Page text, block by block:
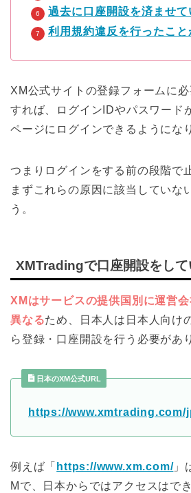
過去に口座開設を済ませて
利用規約違反を行ったこと
XM公式サイトの登録フォームに
すれば、ログインIDやパスワード
ページにログインできるようにな
つまりログインをする前の段階で
まずこれらの原因に該当していな
う。
XMTradingで口座開設をして
XMはサービスの提供国別に運営
異なるため、日本人は日本人向け
ら登録・口座開設を行う必要があ
日本のXM公式URL
https://www.xmtrading.com/
例えば「 https://www.xm.com/」
Mで、日本からではアクセスはで